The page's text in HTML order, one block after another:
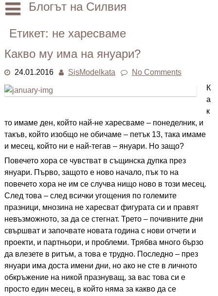
Skip
to
Блогът на Силвия
Етикет: не харесваме
Какво му има на януари?
24.01.2016 SisModelkata
No Comments
К
а
к
то имаме ден, който най-не харесваме – понеделник, и
такъв, който изобщо не обичаме – петък 13, така имаме
и месец, който ни е най-тегав – януари. Но защо?
Повечето хора се чувстват в същинска дупка през
януари. Първо, защото е ново начало, пък то на
повечето хора не им се случва нищо ново в този месец.
След това – след всички угощения по големите
празници, мнозина не харесват фигурата си и правят
невъзможното, за да се стегнат. Трето – почивните дни
свършват и започвате новата година с нови отчети и
проекти, и партньори, и проблеми. Трябва много бързо
да влезете в ритъм, а това е трудно. Последно – през
януари има доста имени дни, но ако не сте в личното
обкръжение на никой празнуващ, за вас това си е
просто един месец, в който няма за какво да се